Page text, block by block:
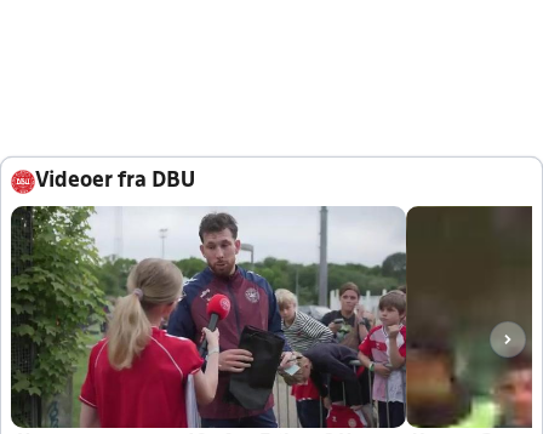
Videoer fra DBU